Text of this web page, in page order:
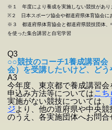
※１ 年度により養成を実施しない競技があり
※２ 日本スポーツ協会や都道府県体育協会に
※３ 都道府県体育協会と都道府県競技団体、
を使った集合講習と自宅学習
Q3
○○競技のコーチ1養成講習会
会）を受講したいけど、ど
A3
今年度、東京都で養成講習
申込み方法等についてはこち
実施がない競技については、
ジより、他の道府県や中央
のうえ、各実施団体へお問合